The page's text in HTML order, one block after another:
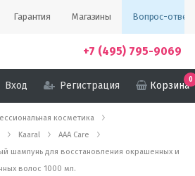
Гарантия Магазины Вопрос-ответ
+7 (495) 795-9069
Вход Регистрация Корзина
0
косметика
Kaaral
AAA Care
шампунь для восстановления окрашенных и
волос 1000 мл.